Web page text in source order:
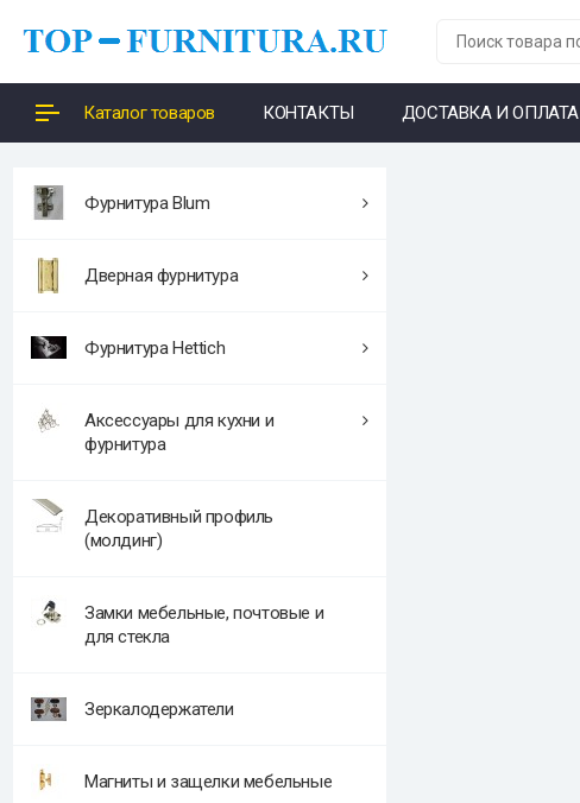
Каталог товаров КОНТАКТЫ ДОСТАВКА И ОПЛАТА
Фурнитура Blum
Дверная фурнитура
Фурнитура Hettich
Аксессуары для кухни и
фурнитура
Декоративный профиль
(молдинг)
Замки мебельные, почтовые и
для стекла
Зеркалодержатели
Магниты и защелки мебельные